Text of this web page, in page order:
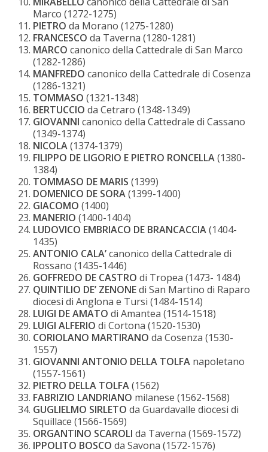
Marco (1272-1275)
PIETRO da Morano (1275-1280)
FRANCESCO da Taverna (1280-1281)
MARCO canonico della Cattedrale di San Marco
(1282-1286)
MANFREDO canonico della Cattedrale di Cosenza
(1286-1321)
TOMMASO (1321-1348)
BERTUCCIO da Cetraro (1348-1349)
GIOVANNI canonico della Cattedrale di Cassano
(1349-1374)
NICOLA(1374-1379)
FILIPPO DE LIGORIO E PIETRO RONCELLA(1380-
1384)
TOMMASO DE MARIS (1399)
DOMENICO DE SORA(1399-1400)
GIACOMO (1400)
MANERIO (1400-1404)
LUDOVICO EMBRIACO DE BRANCACCIA(1404-
1435)
ANTONIO CALA’canonico della Cattedrale di
Rossano (1435-1446)
GOFFREDO DE CASTRO di Tropea (1473- 1484)
QUINTILIO DE’ ZENONEdi San Martino di Raparo
diocesi di Anglona e Tursi (1484-1514)
LUIGI DE AMATO di Amantea (1514-1518)
LUIGI ALFERIO di Cortona (1520-1530)
CORIOLANO MARTIRANO da Cosenza (1530-
1557)
GIOVANNI ANTONIO DELLA TOLFA napoletano
(1557-1561)
PIETRO DELLA TOLFA(1562)
FABRIZIO LANDRIANO milanese (1562-1568)
GUGLIELMO SIRLETO da Guardavalle diocesi di
Squillace (1566-1569)
ORGANTINO SCAROLI da Taverna (1569-1572)
IPPOLITO BOSCO da Savona (1572-1576)